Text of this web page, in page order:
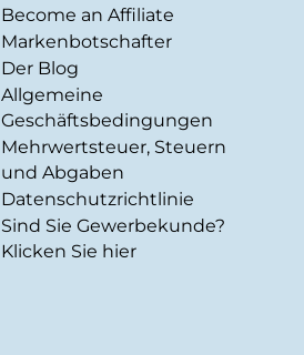
Become an Affiliate
Markenbotschafter
Der Blog
Allgemeine
Geschäftsbedingungen
Mehrwertsteuer, Steuern
und Abgaben
Datenschutzrichtlinie
Sind Sie Gewerbekunde?
Klicken Sie hier